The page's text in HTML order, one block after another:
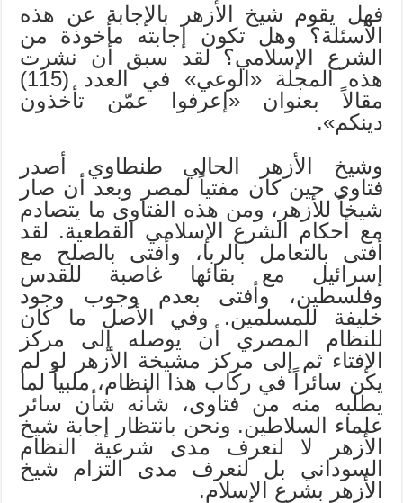
فهل يقوم شيخ الأزهر بالإجابة عن هذه
الأسئلة؟ وهل تكون إجابته مأخوذة من
الشرع الإسلامي؟ لقد سبق أن نشرت
هذه المجلة «الوعي» في العدد (115)
مقالاً بعنوان «إعرفوا عمّن تأخذون
دينكم».
وشيخ الأزهر الحالي طنطاوي أصدر
فتاوى حين كان مفتياً لمصر وبعد أن صار
شيخاً للأزهر، ومن هذه الفتاوى ما يتصادم
مع أحكام الشرع الإسلامي القطعية. لقد
أفتى بالتعامل بالربا، وأفتى بالصلح مع
إسرائيل مع بقائها غاصبة للقدس
وفلسطين، وأفتى بعدم وجوب وجود
خليفة للمسلمين. وفي الأصل ما كان
للنظام المصري أن يوصله إلى مركز
الإفتاء ثم إلى مركز مشيخة الأزهر لو لم
يكن سائراً في ركاب هذا النظام، ملبياً لما
يطلبه منه من فتاوى، شأنه شأن سائر
علماء السلاطين. ونحن بانتظار إجابة شيخ
الأزهر لا لنعرف مدى شرعية النظام
السوداني بل لنعرف مدى التزام شيخ
الأزهر بشرع الإسلام.